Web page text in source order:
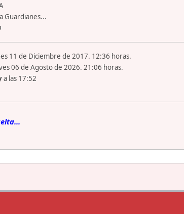
Guardianes...
11 de Diciembre de 2017. 12:36 horas.
06 de Agosto de 2026. 21:06 horas.
a las 17:52